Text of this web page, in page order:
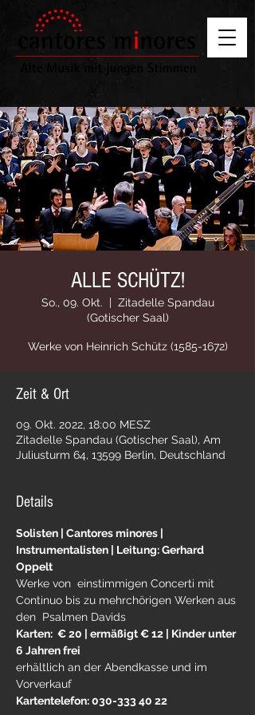
ALLE SCHÜTZ!
So., 09. Okt.
  |
Zitadelle Spandau
(Gotischer Saal)
Werke von Heinrich Schütz (1585-1672)
Zeit & Ort
09. Okt. 2022, 18:00 MESZ
Zitadelle Spandau (Gotischer Saal), Am
Juliusturm 64, 13599 Berlin, Deutschland
Details
Solisten | Cantores minores |
Instrumentalisten | Leitung: Gerhard
Oppelt
Werke von  einstimmigen Concerti mit
Continuo bis zu mehrchörigen Werken aus
den  Psalmen Davids
Karten:  € 20 | ermäßigt € 12 | Kinder unter
6 Jahren frei
erhältlich an der Abendkasse und im
Vorverkauf
Kartentelefon: 030-333 40 22